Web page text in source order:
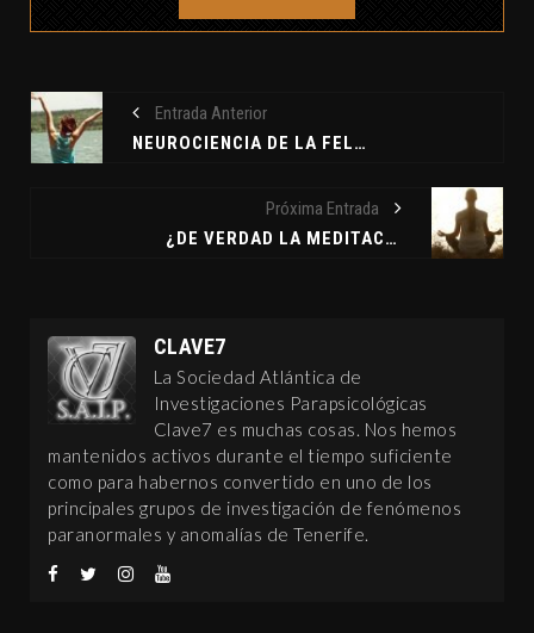
Entrada Anterior
NEUROCIENCIA DE LA FELICIDAD - POGO, EL PAYASO - EL APOCALIPSIS
Próxima Entrada
¿DE VERDAD LA MEDITACIÓN MEJORA EL CEREBRO?
CLAVE7
La Sociedad Atlántica de
Investigaciones Parapsicológicas
Clave7 es muchas cosas. Nos hemos
mantenidos activos durante el tiempo suficiente
como para habernos convertido en uno de los
principales grupos de investigación de fenómenos
paranormales y anomalías de Tenerife.